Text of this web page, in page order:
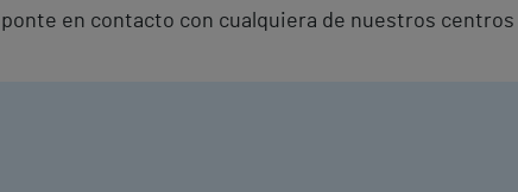
en contacto con cualquiera de nuestros centros